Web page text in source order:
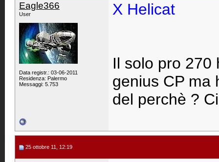
Eagle366
User
Data registr.: 03-06-2011
Residenza: Palermo
Messaggi: 5.753
X Helicat
Il solo pro 270
genius CP ma
del perchè ?
25 ottobre 11, 12:19